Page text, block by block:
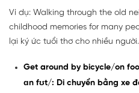
Ví dụ: Walking through the old
childhood memories for many
lại ký ức tuổi thơ cho nhiều
Get around by bicycle/on
ɑn fʊt/: Di chuyển bằng xe